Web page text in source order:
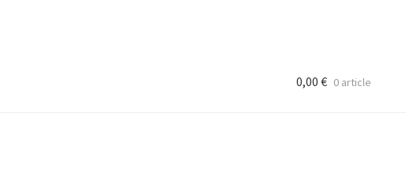
0,00 € 0 article